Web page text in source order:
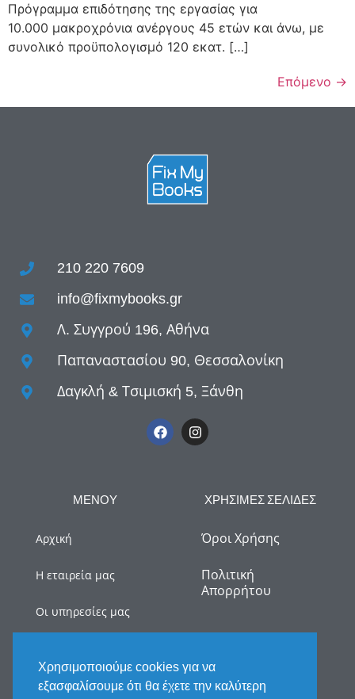
Πρόγραμμα επιδότησης της εργασίας για
10.000 μακροχρόνια ανέργους 45 ετών και άνω, με
συνολικό προϋπολογισμό 120 εκατ. […]
Επόμενο →
210 220 7609
info@fixmybooks.gr
Λ. Συγγρού 196, Αθήνα
Παπαναστασίου 90, Θεσσαλονίκη
Δαγκλή & Τσιμισκή 5, Ξάνθη
ΜΕΝΟΥ
Αρχική
Η εταιρεία μας
Οι υπηρεσίες μας
Νέα
ΧΡΗΣΙΜΕΣ ΣΕΛΙΔΕΣ
Όροι Χρήσης
Πολιτική
Απορρήτου
Χρησιμοποιούμε cookies για να
εξασφαλίσουμε ότι θα έχετε την καλύτερη